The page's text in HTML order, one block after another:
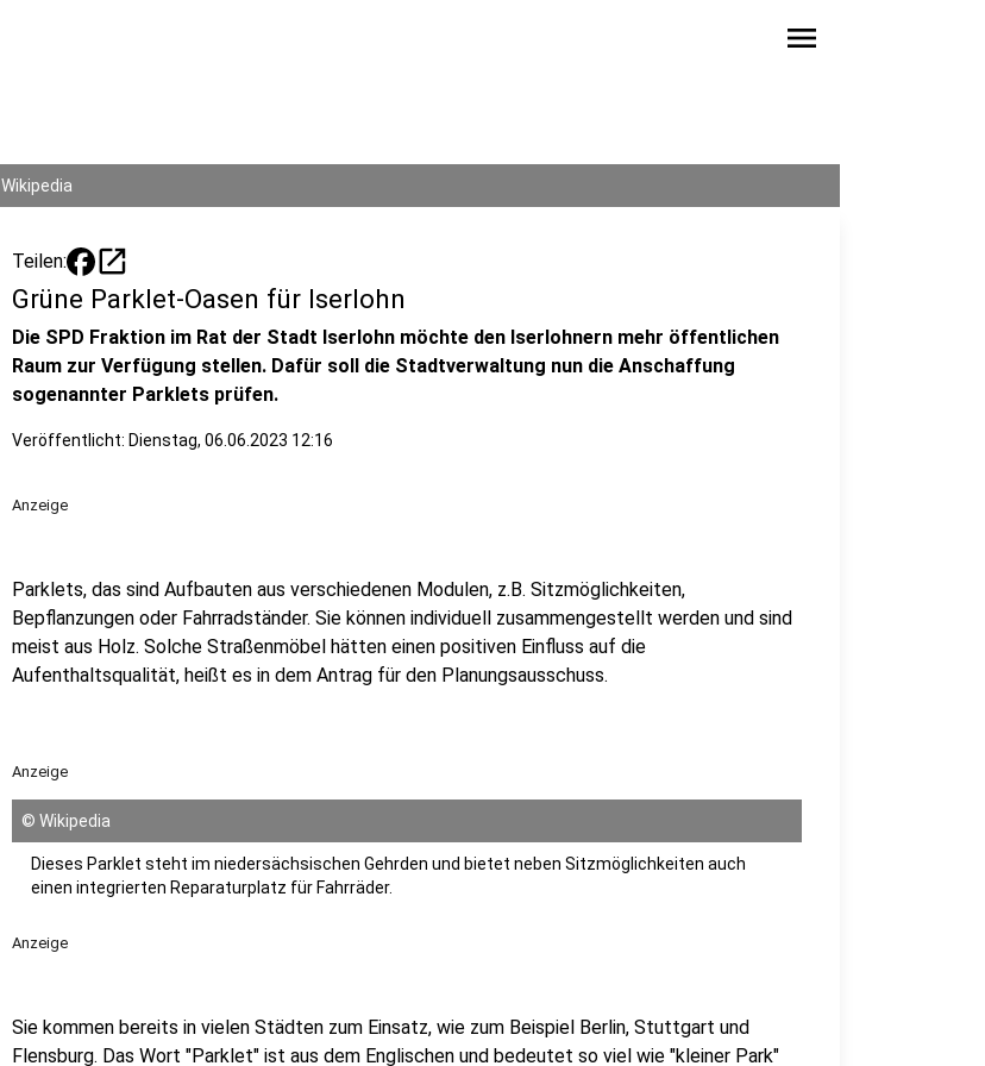
menu
Wikipedia
Teilen: open_in_new
Grüne Parklet-Oasen für Iserlohn
Die SPD Fraktion im Rat der Stadt Iserlohn möchte den Iserlohnern mehr öffentlichen
Raum zur Verfügung stellen. Dafür soll die Stadtverwaltung nun die Anschaffung
sogenannter Parklets prüfen.
Veröffentlicht: Dienstag, 06.06.2023 12:16
Anzeige
Parklets, das sind Aufbauten aus verschiedenen Modulen, z.B. Sitzmöglichkeiten,
Bepflanzungen oder Fahrradständer. Sie können individuell zusammengestellt werden und sind
meist aus Holz. Solche Straßenmöbel hätten einen positiven Einfluss auf die
Aufenthaltsqualität, heißt es in dem Antrag für den Planungsausschuss.
Anzeige
© Wikipedia
Dieses Parklet steht im niedersächsischen Gehrden und bietet neben Sitzmöglichkeiten auch
einen integrierten Reparaturplatz für Fahrräder.
Anzeige
Sie kommen bereits in vielen Städten zum Einsatz, wie zum Beispiel Berlin, Stuttgart und
Flensburg. Das Wort "Parklet" ist aus dem Englischen und bedeutet so viel wie "kleiner Park"